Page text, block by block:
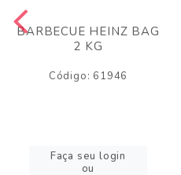
BARBECUE HEINZ BAG
2 KG
Código: 61946
Faça seu login
ou